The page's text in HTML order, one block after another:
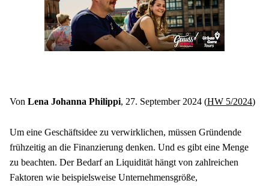
Von Lena Johanna Philippi, 27. September 2024 (HW 5/2024)
Um eine Geschäftsidee zu verwirklichen, müssen Gründende
frühzeitig an die Finanzierung denken. Und es gibt eine Menge
zu beachten. Der Bedarf an Liquidität hängt von zahlreichen
Faktoren wie beispielsweise Unternehmensgröße,